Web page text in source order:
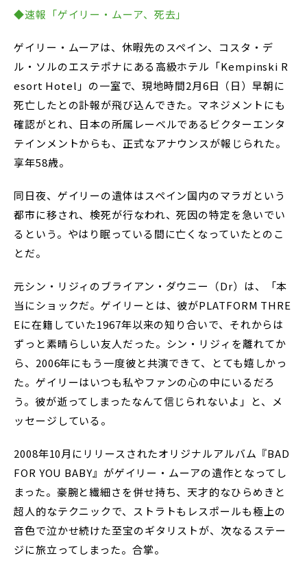
◆速報「ゲイリー・ムーア、死去」
ゲイリー・ムーアは、休暇先のスペイン、コスタ・デ
ル・ソルのエステポナにある高級ホテル「Kempinski R
esort Hotel」の一室で、現地時間2月6日（日）早朝に
死亡したとの訃報が飛び込んできた。マネジメントにも
確認がとれ、日本の所属レーベルであるビクターエンタ
テインメントからも、正式なアナウンスが報じられた。
享年58歳。
同日夜、ゲイリーの遺体はスペイン国内のマラガという
都市に移され、検死が行なわれ、死因の特定を急いでい
るという。やはり眠っている間に亡くなっていたとのこ
とだ。
元シン・リジィのブライアン・ダウニー（Dr）は、「本
当にショックだ。ゲイリーとは、彼がPLATFORM THRE
Eに在籍していた1967年以来の知り合いで、それからは
ずっと素晴らしい友人だった。シン・リジィを離れてか
ら、2006年にもう一度彼と共演できて、とても嬉しかっ
た。ゲイリーはいつも私やファンの心の中にいるだろ
う。彼が逝ってしまったなんて信じられないよ」と、メ
ッセージしている。
2008年10月にリリースされたオリジナルアルバム『BAD
FOR YOU BABY』がゲイリー・ムーアの遺作となってし
まった。豪腕と繊細さを併せ持ち、天才的なひらめきと
超人的なテクニックで、ストラトもレスポールも極上の
音色で泣かせ続けた至宝のギタリストが、次なるステー
ジに旅立ってしまった。合掌。